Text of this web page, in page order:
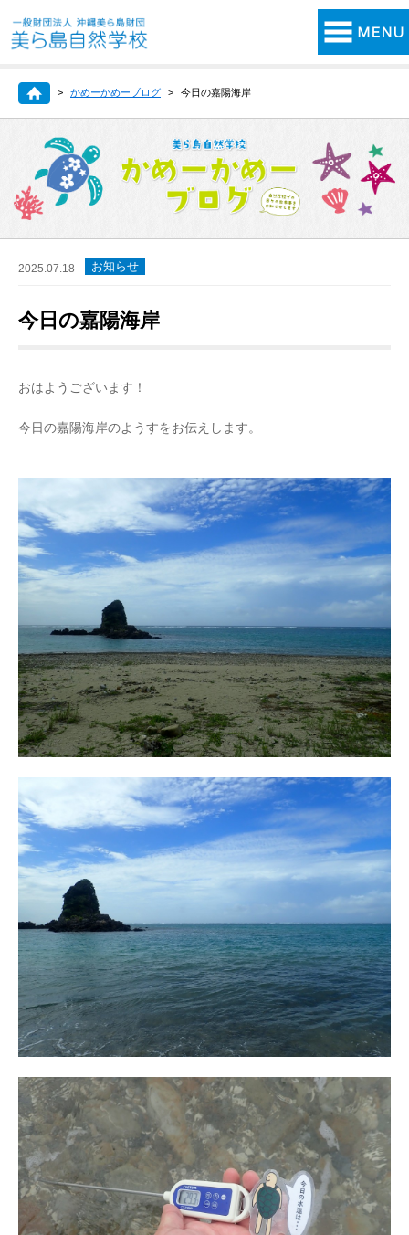
かめーかめーブログ 今日の嘉陽海岸
2025.07.18 お知らせ
今日の嘉陽海岸
おはようございます！
今日の嘉陽海岸のようすをお伝えします。